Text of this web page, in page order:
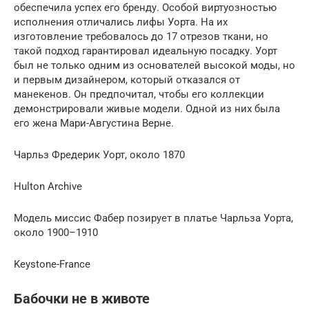
обеспечила успех его бренду. Особой виртуозностью
исполнения отличались лифы Уорта. На их
изготовление требовалось до 17 отрезов ткани, но
такой подход гарантировал идеальную посадку. Уорт
был не только одним из основателей высокой моды, но
и первым дизайнером, который отказался от
манекенов. Он предпочитал, чтобы его коллекции
демонстрировали живые модели. Одной из них была
его жена Мари-Августина Верне.
Чарльз Фредерик Уорт, около 1870
Hulton Archive
Модель миссис Фабер позирует в платье Чарльза Уорта,
около 1900–1910
Keystone-France
Бабочки не в животе